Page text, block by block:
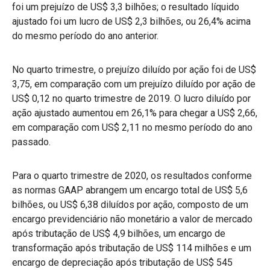
foi um prejuízo de US$ 3,3 bilhões; o resultado líquido
ajustado foi um lucro de US$ 2,3 bilhões, ou 26,4% acima
do mesmo período do ano anterior.
No quarto trimestre, o prejuízo diluído por ação foi de US$
3,75, em comparação com um prejuízo diluído por ação de
US$ 0,12 no quarto trimestre de 2019. O lucro diluído por
ação ajustado aumentou em 26,1% para chegar a US$ 2,66,
em comparação com US$ 2,11 no mesmo período do ano
passado.
Para o quarto trimestre de 2020, os resultados conforme
as normas GAAP abrangem um encargo total de US$ 5,6
bilhões, ou US$ 6,38 diluídos por ação, composto de um
encargo previdenciário não monetário a valor de mercado
após tributação de US$ 4,9 bilhões, um encargo de
transformação após tributação de US$ 114 milhões e um
encargo de depreciação após tributação de US$ 545